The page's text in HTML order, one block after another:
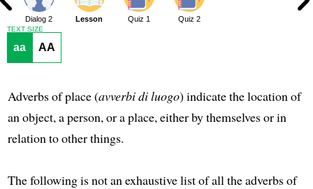
Dialog 2 Lesson Quiz 1 Quiz 2
TEXT SIZE
aa AA
Adverbs of place (avverbi di luogo) indicate the location of
an object, a person, or a place, either by themselves or in
relation to other things.
The following is not an exhaustive list of all the adverbs of